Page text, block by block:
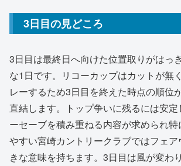
3日目の見どころ
3日目は最終日へ向けた位置取りがはっ
な1日です。リコーカップはカットが無
レーするため3日目を終えた時点の順位
直結します。トップ争いに残るには安
ーセーブを積み重ねる内容が求められ
やすい宮崎カントリークラブではフェ
きな意味を持ちます。3日目は風が変わ